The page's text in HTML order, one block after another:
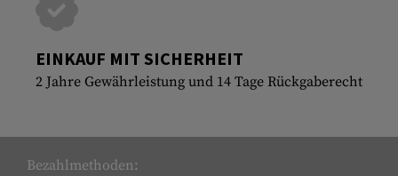
EINKAUF MIT SICHERHEIT
2 Jahre Gewährleistung und 14 Tage Rückgaberecht
Bezahlmethoden: